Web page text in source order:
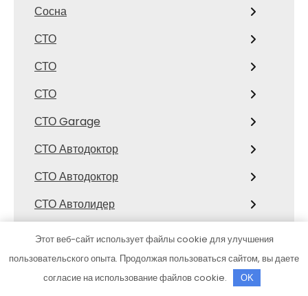
Сосна
СТО
СТО
СТО
СТО Garage
СТО Автодоктор
СТО Автодоктор
СТО Автолидер
СТО Аккорд19
СТО Амур
Этот веб-сайт использует файлы cookie для улучшения
пользовательского опыта. Продолжая пользоваться сайтом, вы даете
согласие на использование файлов cookie.
OK